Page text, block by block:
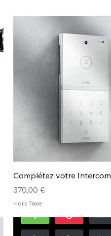
Complétez votre Intercom
Prix
370,00 €
Hors Taxe